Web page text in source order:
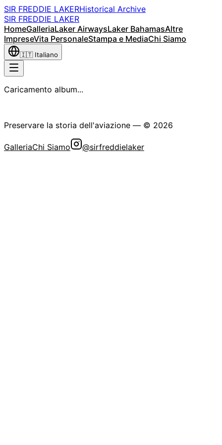
SIR FREDDIE LAKERHistorical Archive
SIR FREDDIE LAKER
HomeGalleriaLaker AirwaysLaker BahamasAltre
ImpreseVita PersonaleStampa e MediaChi Siamo
🇮🇹 Italiano
Caricamento album...
Preservare la storia dell'aviazione — © 2026
GalleriaChi Siamo @sirfreddielaker